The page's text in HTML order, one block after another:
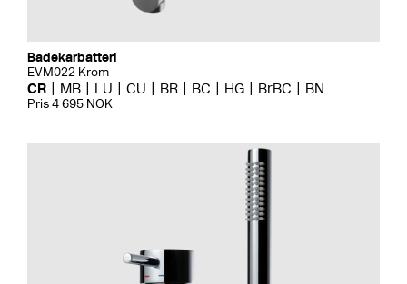
Badekarbatteri
EVM022 Krom
CR MB LU CU BR BC HG BrBC BN
Pris 4 695 NOK